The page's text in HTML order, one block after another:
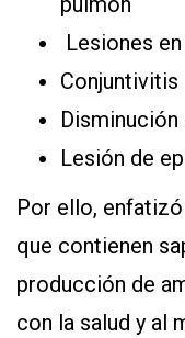
Lesiones
Conjuntivitis
Lesión de
Por ello,
que contienen
producción de
con la salud y al